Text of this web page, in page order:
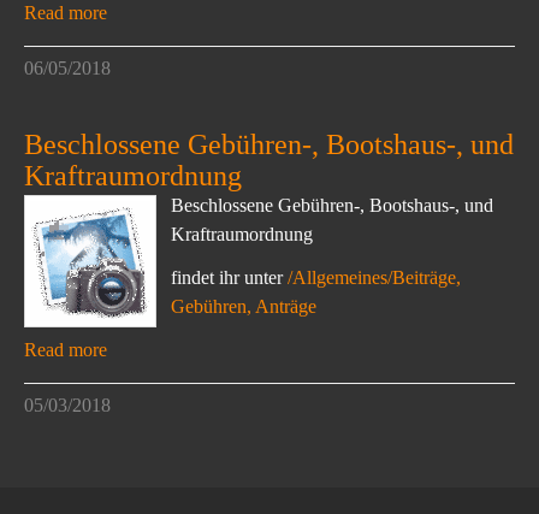
Read more
06/05/2018
Beschlossene Gebühren-, Bootshaus-, und
Kraftraumordnung
Beschlossene Gebühren-, Bootshaus-, und
Kraftraumordnung
findet ihr unter/Allgemeines/Beiträge,
Gebühren, Anträge
Read more
05/03/2018